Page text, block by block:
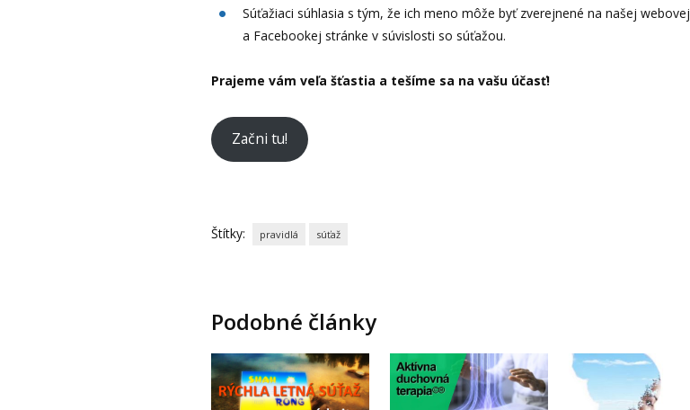
Súťažiaci súhlasia s tým, že ich meno môže byť zverejnené na našej webovej
a Facebookej stránke v súvislosti so súťažou.
Prajeme vám veľa šťastia a tešíme sa na vašu účasť!
Začni tu!
Štítky: pravidlá súťaž
Podobné články